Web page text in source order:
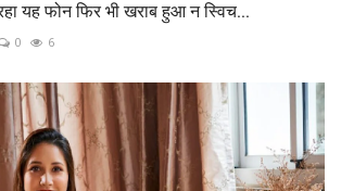
यह फोन फिर भी खराब हुआ न स्विच...
0 6